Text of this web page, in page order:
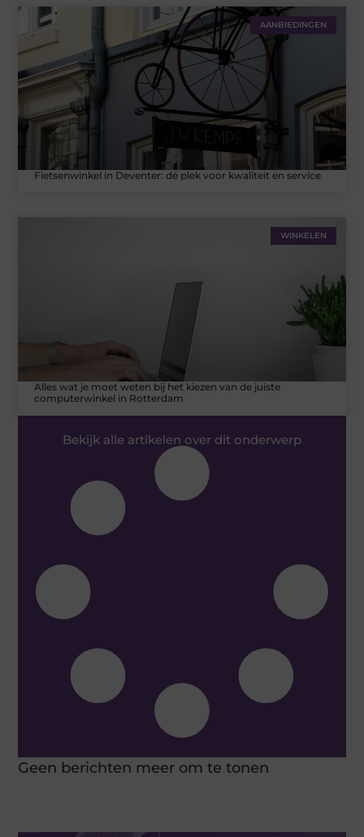
AANBIEDINGEN
Fietsenwinkel in Deventer: dé plek voor kwaliteit en service
WINKELEN
Alles wat je moet weten bij het kiezen van de juiste
computerwinkel in Rotterdam
Bekijk alle artikelen over dit onderwerp
Geen berichten meer om te tonen